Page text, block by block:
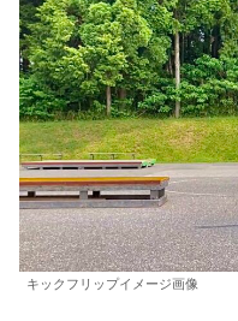
キックフリップイメージ画像